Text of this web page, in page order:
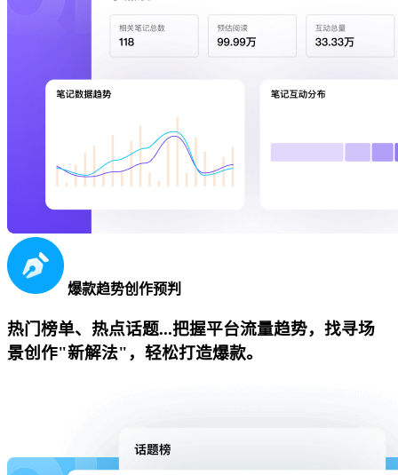
爆款趋势创作预判
热门榜单、热点话题...把握平台流量趋势，找寻场
景创作"新解法"，轻松打造爆款。